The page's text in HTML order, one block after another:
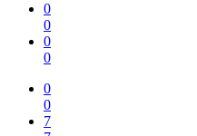
0
0
0
0
0
0
7